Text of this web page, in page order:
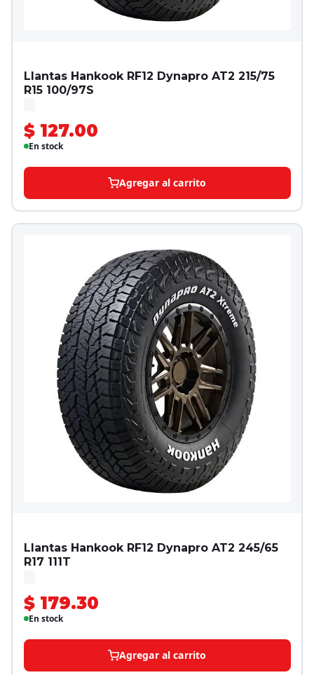
Llantas Hankook RF12 Dynapro AT2 215/75
R15 100/97S
$ 127.00
En stock
Agregar al carrito
Llantas Hankook RF12 Dynapro AT2 245/65
R17 111T
$ 179.30
En stock
Agregar al carrito